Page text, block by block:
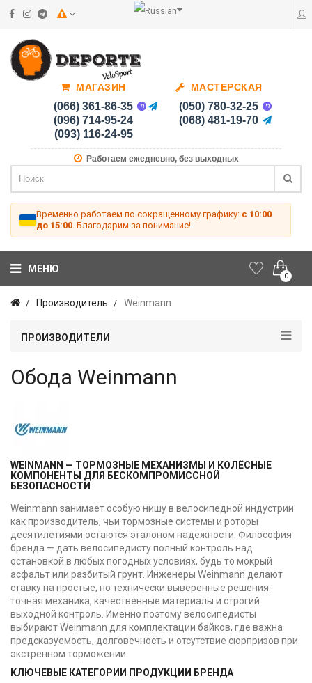
МАГАЗИН
(066) 361-86-35
(096) 714-95-24
(093) 116-24-95
МАСТЕРСКАЯ
(050) 780-32-25
(068) 481-19-70
Работаем ежедневно, без выходных
Временно работаем по сокращенному графику: с 10:00
до 15:00 . Благодарим за понимание!
0
МЕНЮ
Производитель Weinmann
ПРОИЗВОДИТЕЛИ
Обода Weinmann
WEINMANN — ТОРМОЗНЫЕ МЕХАНИЗМЫ И КОЛЁСНЫЕ
КОМПОНЕНТЫ ДЛЯ БЕСКОМПРОМИССНОЙ
БЕЗОПАСНОСТИ
Weinmann занимает особую нишу в велосипедной индустрии
как производитель, чьи тормозные системы и роторы
десятилетиями остаются эталоном надёжности. Философия
бренда — дать велосипедисту полный контроль над
остановкой в любых погодных условиях, будь то мокрый
асфальт или разбитый грунт. Инженеры Weinmann делают
ставку на простые, но технически выверенные решения:
точная механика, качественные материалы и строгий
выходной контроль. Именно поэтому велосипедисты
выбирают Weinmann для комплектации байков, где важна
предсказуемость, долговечность и отсутствие сюрпризов при
экстренном торможении.
КЛЮЧЕВЫЕ КАТЕГОРИИ ПРОДУКЦИИ БРЕНДА